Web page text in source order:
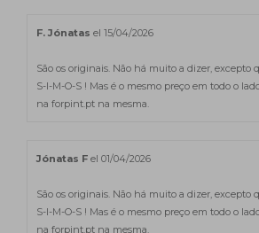
F. Jónatas el 15/04/2026
São os originais. Não há muito a dizer, excepto
S-I-M-O-S ! Mas é o mesmo preço em todo o
na forpint.pt na mesma.
Jónatas F el 01/04/2026
São os originais. Não há muito a dizer, excepto
S-I-M-O-S ! Mas é o mesmo preço em todo o
na forpint.pt na mesma.